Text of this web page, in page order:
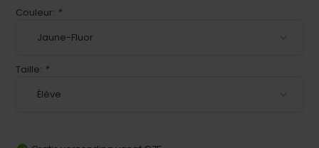
Couleur: *
Taille: *